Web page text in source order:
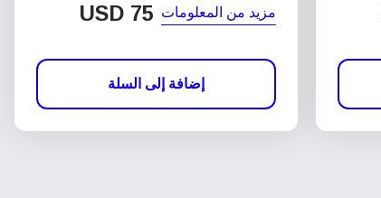
مزيد من المعلومات USD 75
إضافة إلى السلة